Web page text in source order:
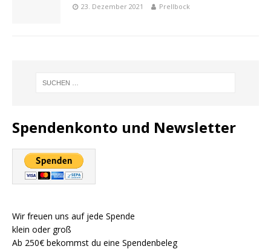
23. Dezember 2021 Prellbock
Spendenkonto und Newsletter
Wir freuen uns auf jede Spende
klein oder groß
Ab 250€ bekommst du eine Spendenbeleg